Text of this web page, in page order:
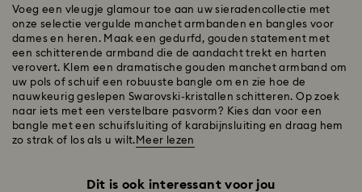
Voeg een vleugje glamour toe aan uw sieradencollectie met
onze selectie vergulde manchet armbanden en bangles voor
dames en heren. Maak een gedurfd, gouden statement met
een schitterende armband die de aandacht trekt en harten
verovert. Klem een dramatische gouden manchet armband om
uw pols of schuif een robuuste bangle om en zie hoe de
nauwkeurig geslepen Swarovski-kristallen schitteren. Op zoek
naar iets met een verstelbare pasvorm? Kies dan voor een
bangle met een schuifsluiting of karabijnsluiting en draag hem
zo strak of los als u wilt. Meer lezen
Dit is ook interessant voor jou